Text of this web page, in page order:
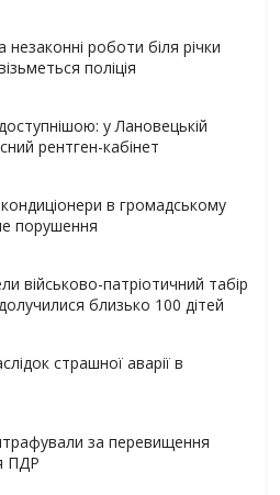
незаконні роботи біля річки
поліція
у Лановецькій
рентген-кабінет
в громадському
порушення
військово-патріотичний табір
близько 100 дітей
страшної аварії в
за перевищення
ПДР